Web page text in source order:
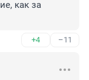
как за
+4 –11